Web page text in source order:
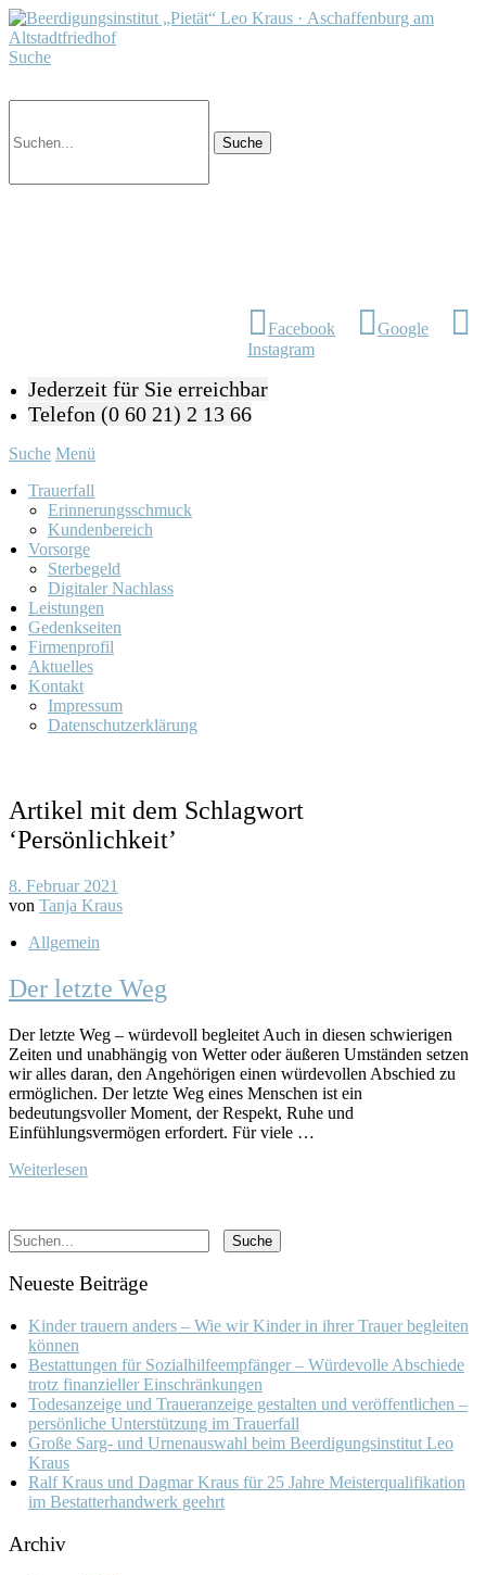
Suche
Facebook
Google
Instagram
Jederzeit für Sie erreichbar
Telefon (0 60 21) 2 13 66
Suche Menü
Trauerfall
Erinnerungsschmuck
Kundenbereich
Vorsorge
Sterbegeld
Digitaler Nachlass
Leistungen
Gedenkseiten
Firmenprofil
Aktuelles
Kontakt
Impressum
Datenschutzerklärung
Artikel mit dem Schlagwort
‘Persönlichkeit’
8. Februar 2021
von Tanja Kraus
Allgemein
Der letzte Weg
Der letzte Weg – würdevoll begleitet Auch in diesen schwierigen
Zeiten und unabhängig von Wetter oder äußeren Umständen setzen
wir alles daran, den Angehörigen einen würdevollen Abschied zu
ermöglichen. Der letzte Weg eines Menschen ist ein
bedeutungsvoller Moment, der Respekt, Ruhe und
Einfühlungsvermögen erfordert. Für viele …
Weiterlesen
Neueste Beiträge
Kinder trauern anders – Wie wir Kinder in ihrer Trauer begleiten
können
Bestattungen für Sozialhilfeempfänger – Würdevolle Abschiede
trotz finanzieller Einschränkungen
Todesanzeige und Traueranzeige gestalten und veröffentlichen –
persönliche Unterstützung im Trauerfall
Große Sarg- und Urnenauswahl beim Beerdigungsinstitut Leo
Kraus
Ralf Kraus und Dagmar Kraus für 25 Jahre Meisterqualifikation
im Bestatterhandwerk geehrt
Archiv